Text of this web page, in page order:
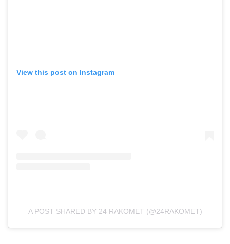
View this post on Instagram
A POST SHARED BY 24 RAKOMET (@24RAKOMET)